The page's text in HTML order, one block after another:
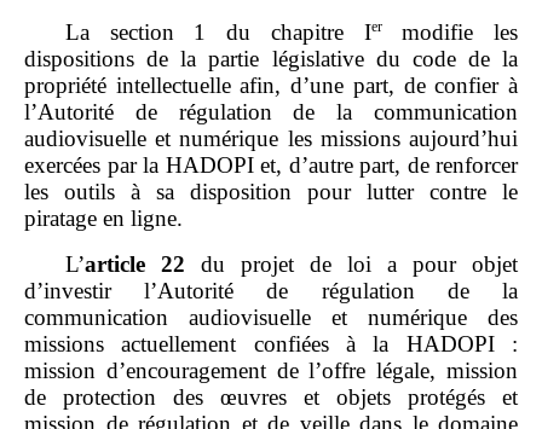
La section 1 du chapitre Iermodifie les
dispositions de la partie législative du code de la
propriété intellectuelle afin, d’une part, de confier à
l’Autorité de régulation de la communication
audiovisuelle et numérique les missions aujourd’hui
exercées par la HADOPI et, d’autre part, de renforcer
les outils à sa disposition pour lutter contre le
piratage en ligne.
L’article 22 du projet de loi a pour objet
d’investir l’Autorité de régulation de la
communication audiovisuelle et numérique des
missions actuellement confiées à la HADOPI :
mission d’encouragement de l’offre légale, mission
de protection des œuvres et objets protégés et
mission de régulation et de veille dans le domaine